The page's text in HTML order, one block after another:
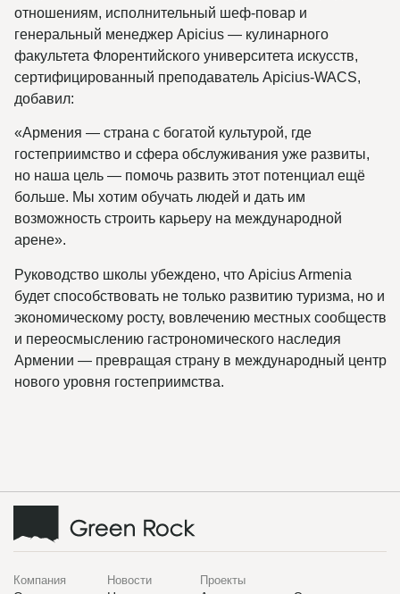
отношениям, исполнительный шеф-повар и
генеральный менеджер Apicius — кулинарного
факультета Флорентийского университета искусств,
сертифицированный преподаватель Apicius-WACS,
добавил:
«Армения — страна с богатой культурой, где
гостеприимство и сфера обслуживания уже развиты,
но наша цель — помочь развить этот потенциал ещё
больше. Мы хотим обучать людей и дать им
возможность строить карьеру на международной
арене».
Руководство школы убеждено, что Apicius Armenia
будет способствовать не только развитию туризма, но и
экономическому росту, вовлечению местных сообществ
и переосмыслению гастрономического наследия
Армении — превращая страну в международный центр
нового уровня гостеприимства.
Компания Новости Проекты